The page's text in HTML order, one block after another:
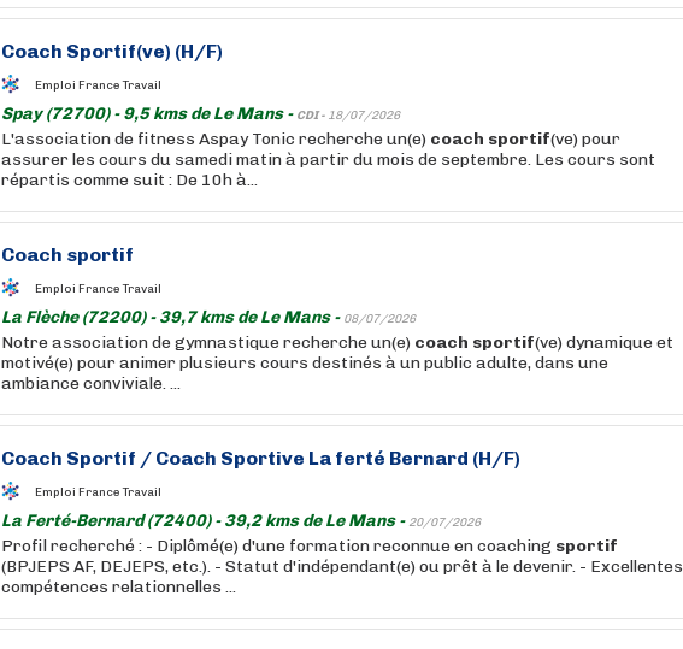
Coach Sportif(ve) (H/F)
Emploi France Travail
Spay (72700) - 9,5 kms de Le Mans - CDI - 18/07/2026
L'association de fitness Aspay Tonic recherche un(e) coach sportif(ve) pour
assurer les cours du samedi matin à partir du mois de septembre. Les cours sont
répartis comme suit : De 10h à...
Coach sportif
Emploi France Travail
La Flèche (72200) - 39,7 kms de Le Mans - 08/07/2026
Notre association de gymnastique recherche un(e) coach sportif(ve) dynamique et
motivé(e) pour animer plusieurs cours destinés à un public adulte, dans une
ambiance conviviale. ...
Coach Sportif / Coach Sportive La ferté Bernard (H/F)
Emploi France Travail
La Ferté-Bernard (72400) - 39,2 kms de Le Mans - 20/07/2026
Profil recherché : - Diplômé(e) d'une formation reconnue en coaching sportif
(BPJEPS AF, DEJEPS, etc.). - Statut d'indépendant(e) ou prêt à le devenir. - Excellentes
compétences relationnelles ...